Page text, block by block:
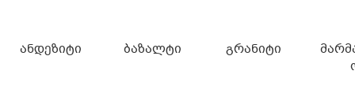
ᲐᲜᲓᲔᲖᲘᲢᲘ ᲑᲐᲖᲐᲚᲢᲘ ᲒᲠᲐᲜᲘᲢᲘ